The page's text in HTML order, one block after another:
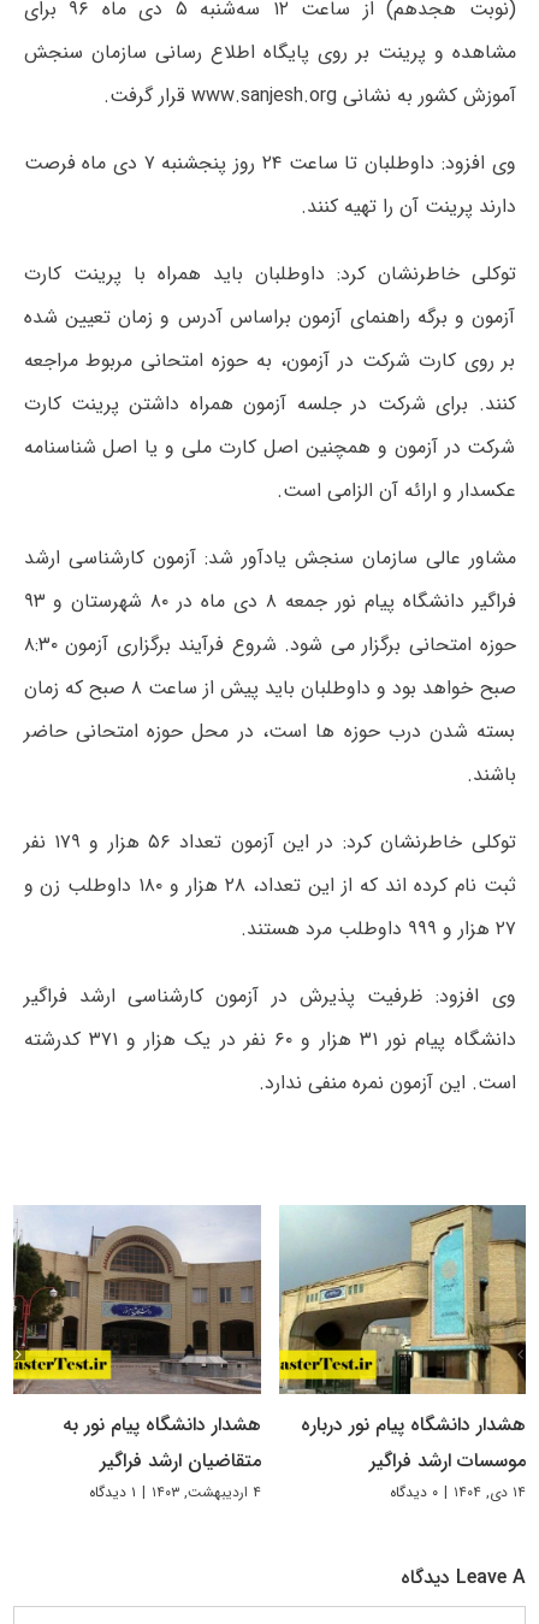
(نوبت هجدهم) از ساعت ۱۲ سه‌­شنبه ۵ دی ماه ۹۶ برای
مشاهده و پرینت بر روی پایگاه اطلاع رسانی سازمان سنجش
آموزش کشور به نشانی www.sanjesh.org قرار گرفت.
وی افزود: داوطلبان تا ساعت ۲۴ روز پنجشنبه ۷ دی ماه فرصت
دارند پرینت آن را تهیه کنند.
توکلی خاطرنشان کرد: داوطلبان باید همراه با پرینت کارت
آزمون و برگه راهنمای آزمون براساس آدرس و زمان تعیین شده
بر روی کارت شرکت در آزمون، به حوزه امتحانی مربوط مراجعه
کنند. برای شرکت در جلسه آزمون همراه داشتن پرینت کارت
شرکت در آزمون و هم­چنین اصل کارت ملی و یا اصل شناسنامه
عکسدار و ارائه آن الزامی است.
مشاور عالی سازمان سنجش یادآور شد: آزمون کارشناسی ارشد
فراگیر دانشگاه پیام نور جمعه ۸ دی ماه در ۸۰ شهرستان و ۹۳
حوزه امتحانی برگزار می شود. شروع فرآیند برگزاری آزمون ۸:۳۰
صبح خواهد بود و داوطلبان باید پیش از ساعت ۸ صبح که زمان
بسته شدن درب حوزه ها است، در محل حوزه امتحانی حاضر
باشند.
توکلی خاطرنشان کرد: در این آزمون تعداد ۵۶ هزار و ۱۷۹ نفر
ثبت نام کرده اند که از این تعداد، ۲۸ هزار و ۱۸۰ داوطلب زن و
۲۷ هزار و ۹۹۹ داوطلب مرد هستند.
وی افزود: ظرفیت پذیرش در آزمون کارشناسی ارشد فراگیر
دانشگاه پیام نور ۳۱ هزار و ۶۰ نفر در یک هزار و ۳۷۱ کدرشته
است. این آزمون نمره منفی ندارد.
هشدار دانشگاه پیام نور درباره
موسسات ارشد فراگیر
۱۴ دی, ۱۴۰۴ | ۰ دیدگاه
هشدار دانشگاه پیام نور به
متقاضیان ارشد فراگیر
۴ اردیبهشت, ۱۴۰۳ | ۱ دیدگاه
Leave A دیدگاه